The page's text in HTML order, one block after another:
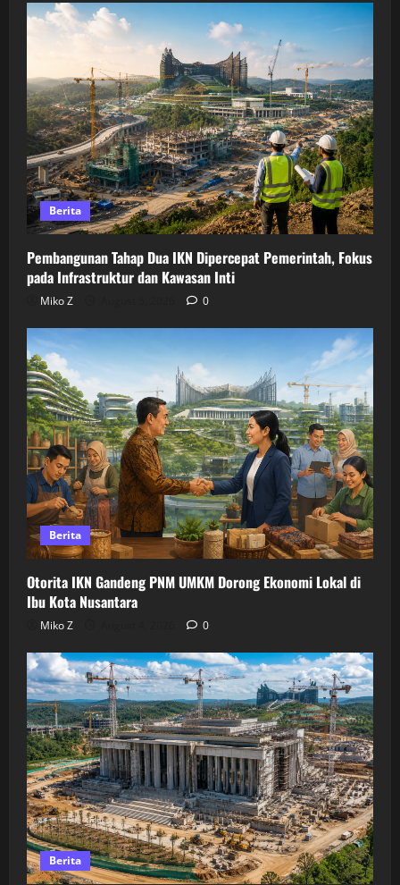
Berita
Pembangunan Tahap Dua IKN Dipercepat Pemerintah, Fokus
pada Infrastruktur dan Kawasan Inti
Miko Z 0
Berita
Otorita IKN Gandeng PNM UMKM Dorong Ekonomi Lokal di
Ibu Kota Nusantara
Miko Z 0
Berita